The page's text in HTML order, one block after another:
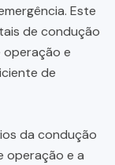
Este
de condução
operação e
de
da condução
operação e a